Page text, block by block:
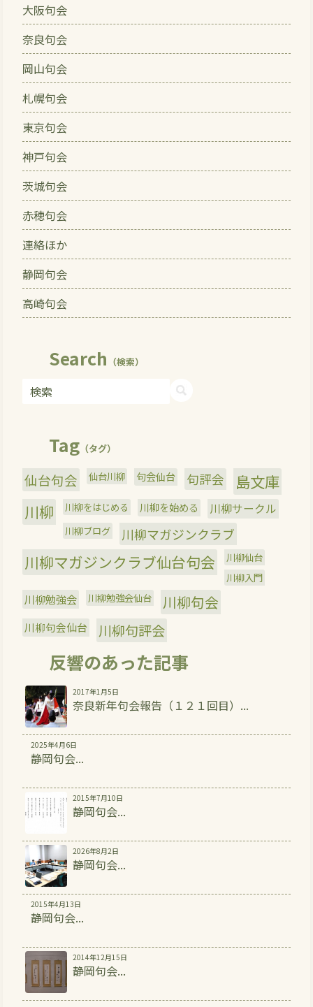
大阪句会
奈良句会
岡山句会
札幌句会
東京句会
神戸句会
茨城句会
赤穂句会
連絡ほか
静岡句会
高崎句会
Search （検索）
Tag（タグ）
仙台句会 仙台川柳 句会仙台 句評会 島文庫
川柳 川柳をはじめる 川柳を始める 川柳サークル
川柳ブログ 川柳マガジンクラブ
川柳マガジンクラブ仙台句会
川柳仙台
川柳入門
川柳勉強会 川柳勉強会仙台 川柳句会
川柳句会仙台 川柳句評会
反響のあった記事
2017年1月5日
奈良新年句会報告（１２１回目）...
2025年4月6日
静岡句会...
2015年7月10日
静岡句会...
2026年8月2日
静岡句会...
2015年4月13日
静岡句会...
2014年12月15日
静岡句会...